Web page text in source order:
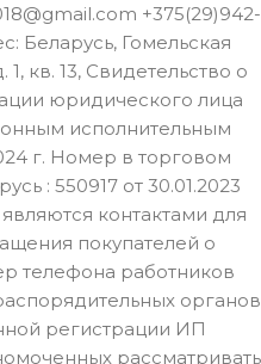
+375(29)942-
Беларусь, Гомельская
кв. 13, Свидетельство о
юридического лица
исполнительным
г. Номер в торговом
: 550917 от 30.01.2023
контактами для
покупателей о
телефона работников
органов
регистрации ИП
рассматривать